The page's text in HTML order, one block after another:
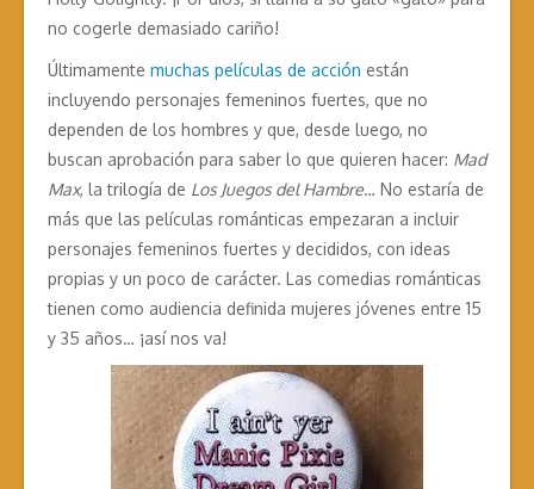
no cogerle demasiado cariño!
Últimamente muchas películas de acción están
incluyendo personajes femeninos fuertes, que no
dependen de los hombres y que, desde luego, no
buscan aprobación para saber lo que quieren hacer: Mad
Max, la trilogía de Los Juegos del Hambre… No estaría de
más que las películas románticas empezaran a incluir
personajes femeninos fuertes y decididos, con ideas
propias y un poco de carácter. Las comedias románticas
tienen como audiencia definida mujeres jóvenes entre 15
y 35 años… ¡así nos va!